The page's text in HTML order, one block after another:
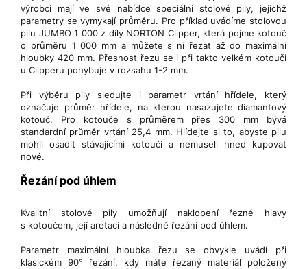
výrobci mají ve své nabídce speciální stolové pily, jejichž
parametry se vymykají průměru. Pro příklad uvádíme stolovou
pilu JUMBO 1 000 z díly NORTON Clipper, která pojme kotouč
o průměru 1 000 mm a můžete s ní řezat až do maximální
hloubky 420 mm. Přesnost řezu se i při takto velkém kotouči
u Clipperu pohybuje v rozsahu 1-2 mm.
Při výběru pily sledujte i parametr vrtání hřídele, který
označuje průměr hřídele, na kterou nasazujete diamantový
kotouč. Pro kotouče s průměrem přes 300 mm bývá
standardní průměr vrtání 25,4 mm. Hlídejte si to, abyste pilu
mohli osadit stávajícími kotouči a nemuseli hned kupovat
nové.
Řezání pod úhlem
Kvalitní stolové pily umožňují naklopení řezné hlavy
s kotoučem, její aretaci a následné řezání pod úhlem.
Parametr maximální hloubka řezu se obvykle uvádí při
klasickém 90° řezání, kdy máte řezaný materiál položený